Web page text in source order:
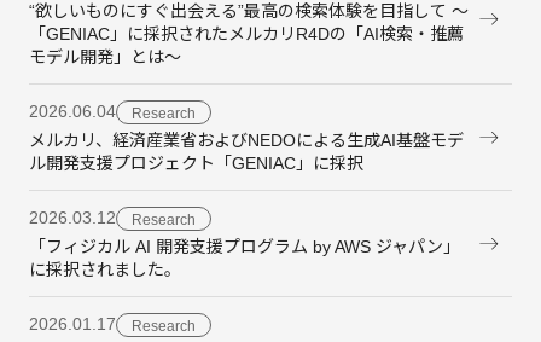
“欲しいものにすぐ出会える”最高の検索体験を目指して 〜
「GENIAC」に採択されたメルカリR4Dの「AI検索・推薦
モデル開発」とは〜
2026.06.04 Research
メルカリ、経済産業省およびNEDOによる生成AI基盤モデ
ル開発支援プロジェクト「GENIAC」に採択
2026.03.12 Research
「フィジカル AI 開発支援プログラム by AWS ジャパン」
に採択されました。
2026.01.17 Research